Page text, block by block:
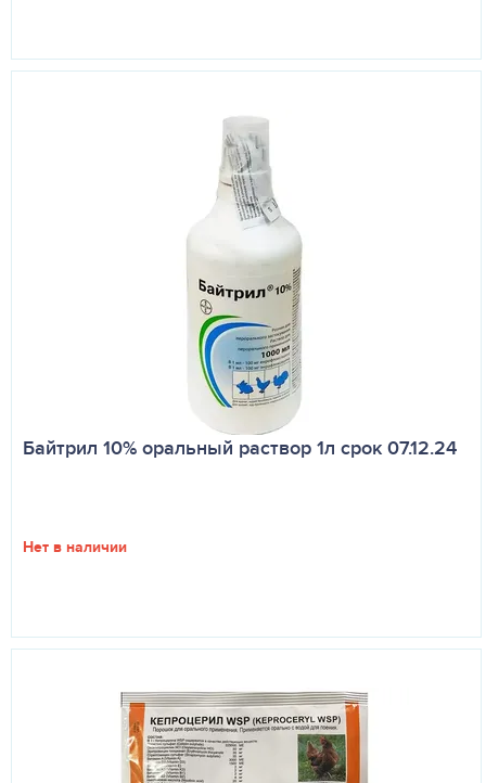
Байтрил 10% оральный раствор 1л срок 07.12.24
Нет в наличии